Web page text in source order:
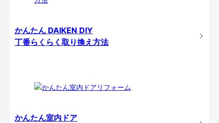
かんたん DAIKEN DIY
丁番らくらく取り換え方法
かんたん室内ドア